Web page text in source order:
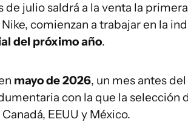
julio saldrá a la venta la
comienzan a trabajar en la
del próximo año.
mayo de 2026, un mes antes
con la que la selección
EEUU y México.